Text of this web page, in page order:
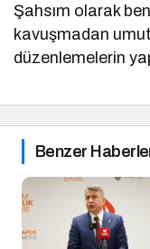
Şahsım olarak
kavuşmadan
düzenlemelerin
Benzer